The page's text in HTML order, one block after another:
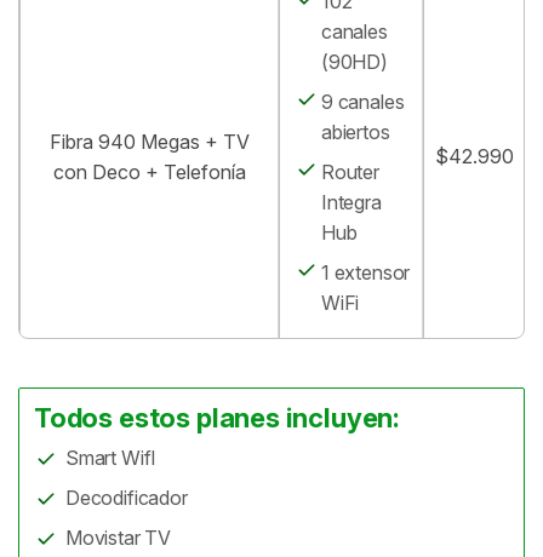
Fibra 940 Megas + TV
con Deco + Telefonía
canales
(90HD)
9 canales
abiertos
Router
Integra
Hub
1 extensor
WiFi
$42.990
Todos estos planes incluyen:
Smart WifI
Decodificador
Movistar TV